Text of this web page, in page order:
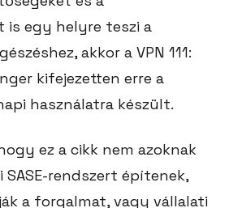
is egy helyre teszi a
akkor a VPN 111:
kifejezetten erre a
használatra készült.
ez a cikk nem azoknak
SASE-rendszert építenek,
a forgalmat, vagy vállalati